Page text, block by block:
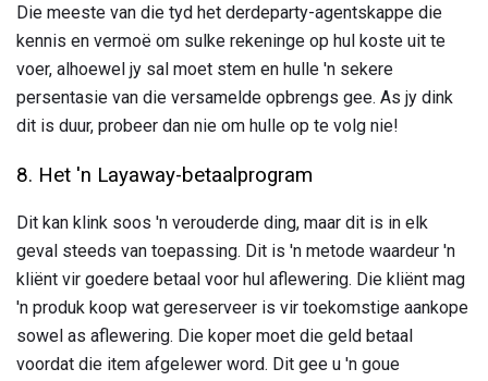
Die meeste van die tyd het derdeparty-agentskappe die
kennis en vermoë om sulke rekeninge op hul koste uit te
voer, alhoewel jy sal moet stem en hulle 'n sekere
persentasie van die versamelde opbrengs gee. As jy dink
dit is duur, probeer dan nie om hulle op te volg nie!
8. Het 'n Layaway-betaalprogram
Dit kan klink soos 'n verouderde ding, maar dit is in elk
geval steeds van toepassing. Dit is 'n metode waardeur 'n
kliënt vir goedere betaal voor hul aflewering. Die kliënt mag
'n produk koop wat gereserveer is vir toekomstige aankope
sowel as aflewering. Die koper moet die geld betaal
voordat die item afgelewer word. Dit gee u 'n goue